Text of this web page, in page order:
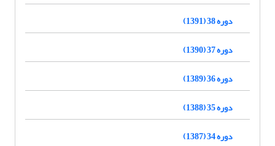
دوره 38 (1391)
دوره 37 (1390)
دوره 36 (1389)
دوره 35 (1388)
دوره 34 (1387)